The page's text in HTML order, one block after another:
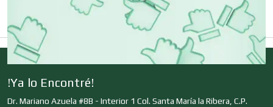
Decoración de Interiores
Deportes
!Ya lo Encontré!
Dr. Mariano Azuela #8B - Interior 1 Col. Santa María la Ribera, C.P.